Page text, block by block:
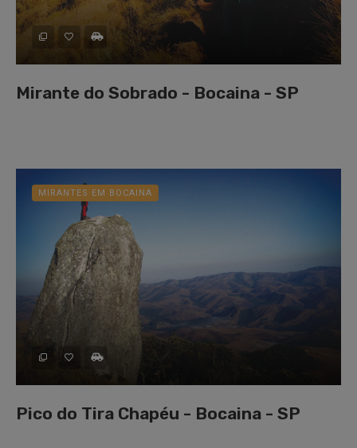
Mirante do Sobrado - Bocaina - SP
MIRANTES EM BOCAINA
Pico do Tira Chapéu - Bocaina - SP